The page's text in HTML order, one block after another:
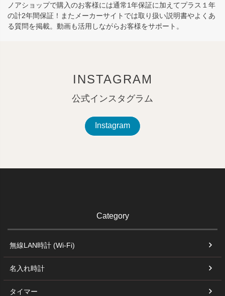
ノアショップで購入のお客様には通常1年保証に加えてプラス１年
の計2年間保証！またメーカーサイトでは取り扱い説明書やよくあ
る質問を掲載。動画も活用しながらお客様をサポート。
INSTAGRAM
公式インスタグラム
Instagram
Category
無線LAN時計 (Wi-Fi)
名入れ時計
タイマー